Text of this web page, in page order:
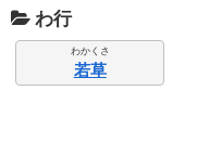
わ行
わかくさ
若草